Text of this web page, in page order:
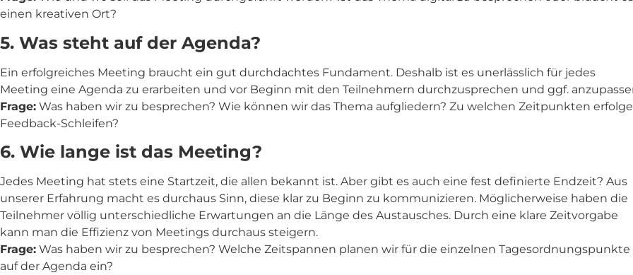
einen kreativen Ort?
5. Was steht auf der Agenda?
Ein erfolgreiches Meeting braucht ein gut durchdachtes Fundament. Deshalb ist es unerlässlich für jedes
Meeting eine Agenda zu erarbeiten und vor Beginn mit den Teilnehmern durchzusprechen und ggf.
Frage: Was haben wir zu besprechen? Wie können wir das Thema aufgliedern? Zu welchen Zeitpunkten
Feedback-Schleifen?
6. Wie lange ist das Meeting?
Jedes Meeting hat stets eine Startzeit, die allen bekannt ist. Aber gibt es auch eine fest definierte Endzeit? Aus
unserer Erfahrung macht es durchaus Sinn, diese klar zu Beginn zu kommunizieren. Möglicherweise haben die
Teilnehmer völlig unterschiedliche Erwartungen an die Länge des Austausches. Durch eine klare Zeitvorgabe
kann man die Effizienz von Meetings durchaus steigern.
Frage: Was haben wir zu besprechen? Welche Zeitspannen planen wir für die einzelnen Tagesordnungspunkte
auf der Agenda ein?